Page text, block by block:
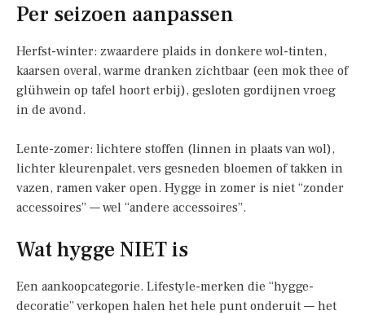
Per seizoen aanpassen
Herfst-winter: zwaardere plaids in donkere wol-tinten,
kaarsen overal, warme dranken zichtbaar (een mok thee of
glühwein op tafel hoort erbij), gesloten gordijnen vroeg
in de avond.
Lente-zomer: lichtere stoffen (linnen in plaats van wol),
lichter kleurenpalet, vers gesneden bloemen of takken in
vazen, ramen vaker open. Hygge in zomer is niet “zonder
accessoires” — wel “andere accessoires”.
Wat hygge NIET is
Een aankoopcategorie. Lifestyle-merken die “hygge-
decoratie” verkopen halen het hele punt onderuit — het